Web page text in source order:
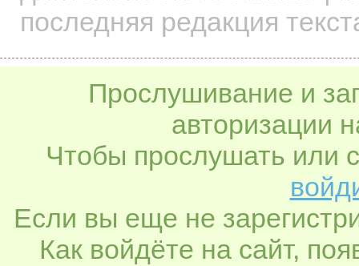
последняя редакция
Прослушивание и
авторизации
Чтобы прослушать или
Если вы еще не
Как войдёте на сайт,